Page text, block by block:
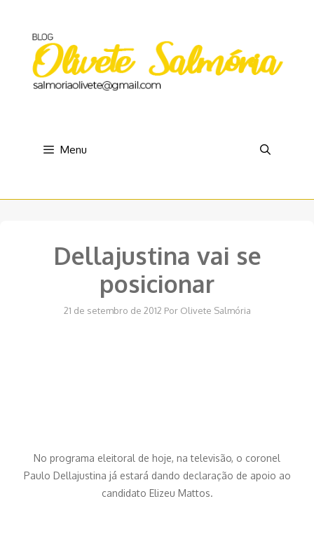
conteúdo
Menu
Dellajustina vai se
posicionar
21 de setembro de 2012 Por Olivete Salmória
No programa eleitoral de hoje, na televisão, o coronel
Paulo Dellajustina já estará dando declaração de apoio ao
candidato Elizeu Mattos.